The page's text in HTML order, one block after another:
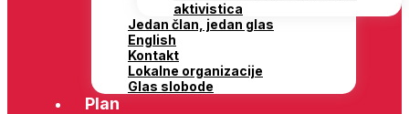
aktivistica
Jedan član, jedan glas
English
Kontakt
Lokalne organizacije
Glas slobode
Plan